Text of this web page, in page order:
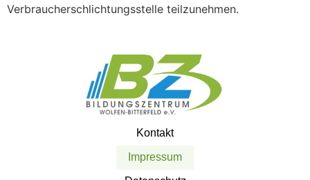
Verbraucherschlichtungsstelle teilzunehmen.
Kontakt
Impressum